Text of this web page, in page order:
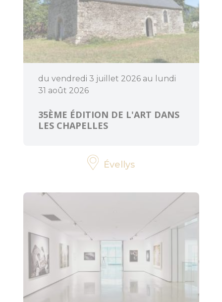
Découvrir
du vendredi 3 juillet 2026 au lundi
31 août 2026
35ÈME ÉDITION DE L'ART DANS
LES CHAPELLES
Évellys